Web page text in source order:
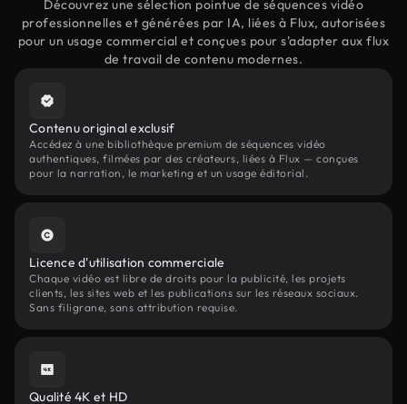
Découvrez une sélection pointue de séquences vidéo
professionnelles et générées par IA, liées à Flux, autorisées
pour un usage commercial et conçues pour s'adapter aux flux
de travail de contenu modernes.
Contenu original exclusif
Accédez à une bibliothèque premium de séquences vidéo
authentiques, filmées par des créateurs, liées à Flux — conçues
pour la narration, le marketing et un usage éditorial.
Licence d'utilisation commerciale
Chaque vidéo est libre de droits pour la publicité, les projets
clients, les sites web et les publications sur les réseaux sociaux.
Sans filigrane, sans attribution requise.
Qualité 4K et HD